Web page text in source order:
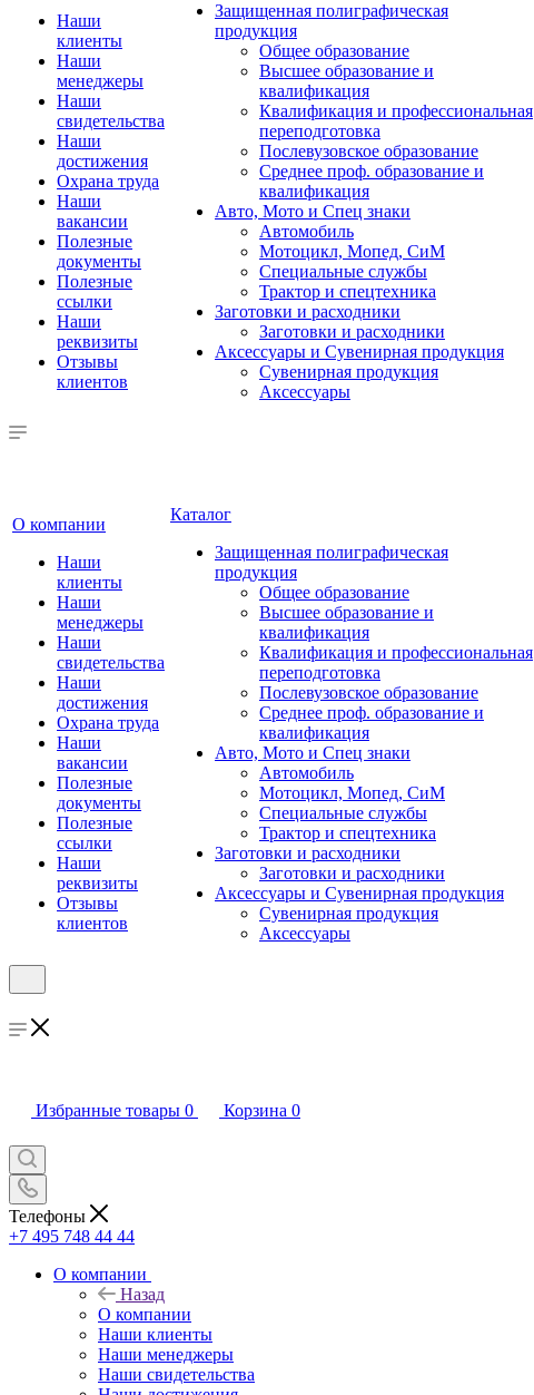
Наши
клиенты
Наши
менеджеры
Наши
свидетельства
Наши
достижения
Охрана труда
Наши
вакансии
Полезные
документы
Полезные
ссылки
Наши
реквизиты
Отзывы
клиентов
Защищенная полиграфическая
продукция
Общее образование
Высшее образование и
квалификация
Квалификация и профессиональная
переподготовка
Послевузовское образование
Среднее проф. образование и
квалификация
Авто, Мото и Спец знаки
Автомобиль
Мотоцикл, Мопед, СиМ
Специальные службы
Трактор и спецтехника
Заготовки и расходники
Заготовки и расходники
Аксессуары и Сувенирная продукция
Сувенирная продукция
Аксессуары
О компании
Наши
клиенты
Наши
менеджеры
Наши
свидетельства
Наши
достижения
Охрана труда
Наши
вакансии
Полезные
документы
Полезные
ссылки
Наши
реквизиты
Отзывы
клиентов
Каталог
Защищенная полиграфическая
продукция
Общее образование
Высшее образование и
квалификация
Квалификация и профессиональная
переподготовка
Послевузовское образование
Среднее проф. образование и
квалификация
Авто, Мото и Спец знаки
Автомобиль
Мотоцикл, Мопед, СиМ
Специальные службы
Трактор и спецтехника
Заготовки и расходники
Заготовки и расходники
Аксессуары и Сувенирная продукция
Сувенирная продукция
Аксессуары
Избранные товары 0 Корзина 0
Телефоны
+7 495 748 44 44
О компании
Назад
О компании
Наши клиенты
Наши менеджеры
Наши свидетельства